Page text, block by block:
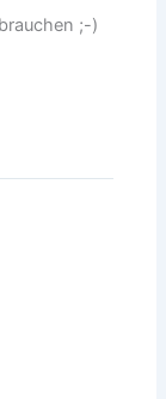
;-)